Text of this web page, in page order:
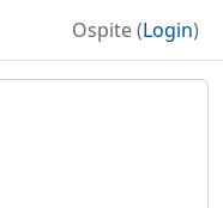
Ospite (Login)